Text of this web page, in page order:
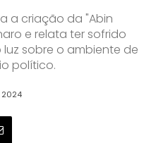
a criação da "Abin
e relata ter sofrido
sobre o ambiente de
político.
2024